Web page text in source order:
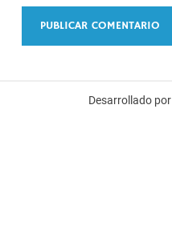
Desarrollado por